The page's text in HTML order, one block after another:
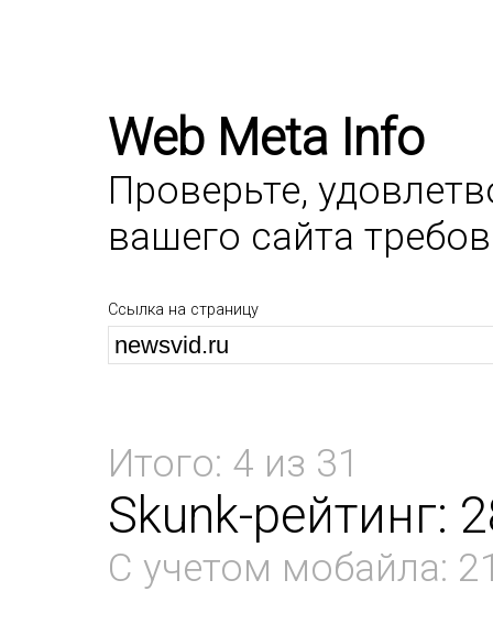
Web Meta Info
Проверьте,
вашего сайта
Ссылка на страницу
Итого: 4 из 31
Skunk-рейтинг:
С учетом мобайла: